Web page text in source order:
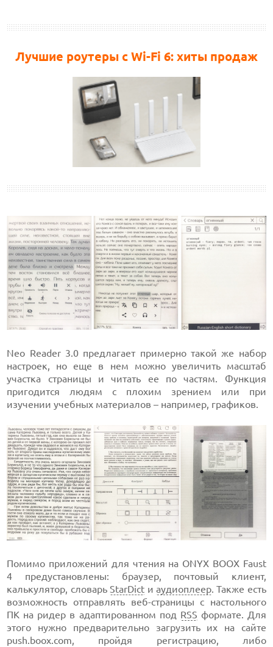
Лучшие роутеры с Wi-Fi 6: хиты продаж
Neo Reader 3.0 предлагает примерно такой же набор
настроек, но еще в нем можно увеличить масштаб
участка страницы и читать ее по частям. Функция
пригодится людям с плохим зрением или при
изучении учебных материалов – например, графиков.
Помимо приложений для чтения на ONYX BOOX Faust
4 предустановлены: браузер, почтовый клиент,
калькулятор, словарьStarDict и аудиоплеер. Также есть
возможность отправлять веб-страницы с настольного
ПК на ридер в адаптированном под RSS формате. Для
этого нужно предварительно загрузить их на сайте
push.boox.com, пройдя регистрацию, либо